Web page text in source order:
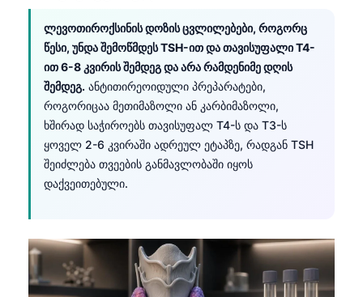
ლევოთიროქსინის დოზის ცვლილებები, როგორც
წესი, უნდა შემოწმდეს TSH-ით და თავისუფალი T4-
ით 6-8 კვირის შემდეგ და არა რამდენიმე დღის
შემდეგ. ანტითირეოიდული პრეპარატები,
როგორიცაა მეთიმაზოლი ან კარბიმაზოლი,
ხშირად საჭიროებს თავისუფალ T4-ს და T3-ს
ყოველ 2-6 კვირაში ადრეულ ეტაპზე, რადგან TSH
შეიძლება თვეების განმავლობაში იყოს
დაქვეითებული.
Lietuvių kalba
Polski
Magyar
Shqip
বাংলা
اردو
मराठी
తెలుగు